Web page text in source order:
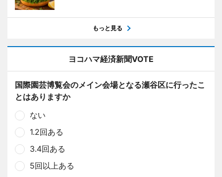
もっと見る
ヨコハマ経済新聞VOTE
国際園芸博覧会のメイン会場となる瀬谷区に行ったこ
とはありますか
ない
1.2回ある
3.4回ある
5回以上ある